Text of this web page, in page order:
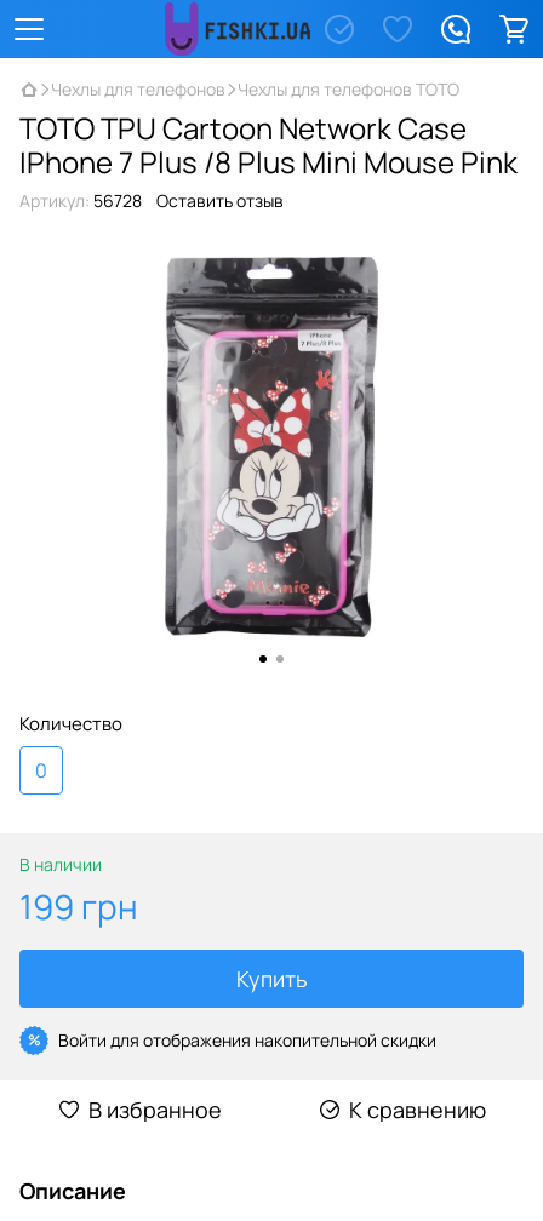
Чехлы для телефонов Чехлы для телефонов TOTO
TOTO TPU Сartoon Network Case
IPhone 7 Plus /8 Plus Mini Mouse Pink
Артикул: 56728 Оставить отзыв
Количество
0
В наличии
199 грн
Купить
% Войти для отображения накопительной скидки
В избранное К сравнению
Описание